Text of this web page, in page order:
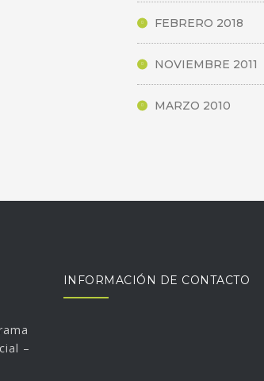
FEBRERO 2018
NOVIEMBRE 2011
MARZO 2010
–
INFORMACIÓN DE CONTACTO